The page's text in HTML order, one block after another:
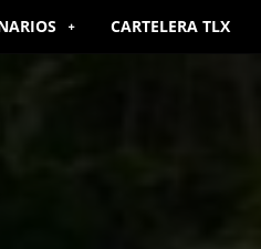
CARTELERA TLX